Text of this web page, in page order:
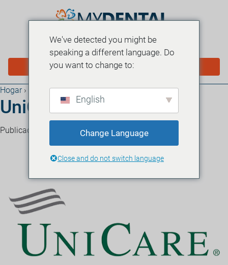
MENÚ
PROGRAMAR EN LÍNEA
Hogar ›
UniCare
Publicado el 22 de febrero de 2018 · 1 minuto de lectura
We've detected you might be
speaking a different language. Do
you want to change to:
English
Change Language
Close and do not switch language